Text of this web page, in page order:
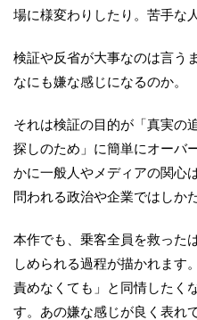
場に様変わりしたり。苦手な
検証や反省が大事なのは言う
なにも嫌な感じになるのか。
それは検証の目的が「真実の
探しのため」に簡単にオーバ
かに一般人やメディアの関心
問われる政治や企業ではしか
本作でも、乗客全員を救った
しめられる過程が描かれます
責めなくても」と同情したく
す。あの嫌な感じが良く表れ